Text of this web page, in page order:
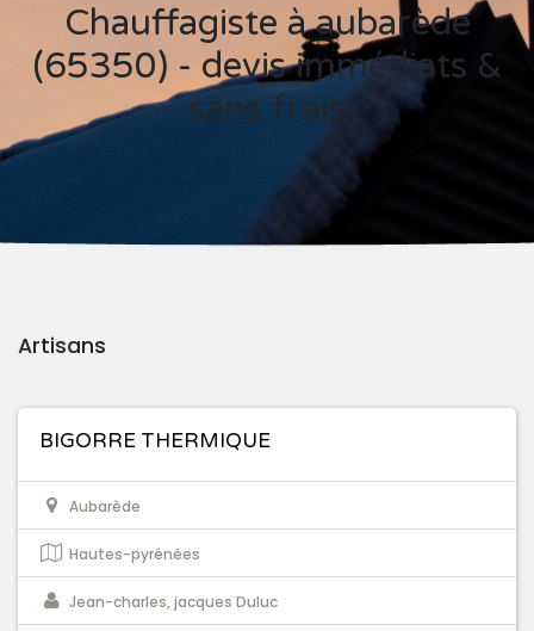
Chauffagiste à aubarède
(65350) - devis immédiats &
sans frais
Artisans
BIGORRE THERMIQUE
Aubarède
Hautes-pyrénées
Jean-charles, jacques Duluc